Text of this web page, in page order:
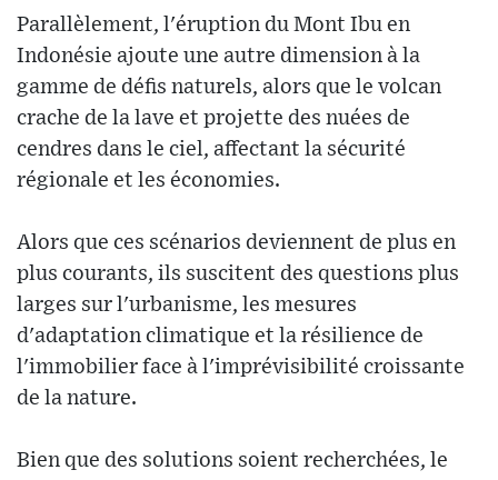
Parallèlement, l'éruption du Mont Ibu en
Indonésie ajoute une autre dimension à la
gamme de défis naturels, alors que le volcan
crache de la lave et projette des nuées de
cendres dans le ciel, affectant la sécurité
régionale et les économies.
Alors que ces scénarios deviennent de plus en
plus courants, ils suscitent des questions plus
larges sur l'urbanisme, les mesures
d'adaptation climatique et la résilience de
l'immobilier face à l'imprévisibilité croissante
de la nature.
Bien que des solutions soient recherchées, le